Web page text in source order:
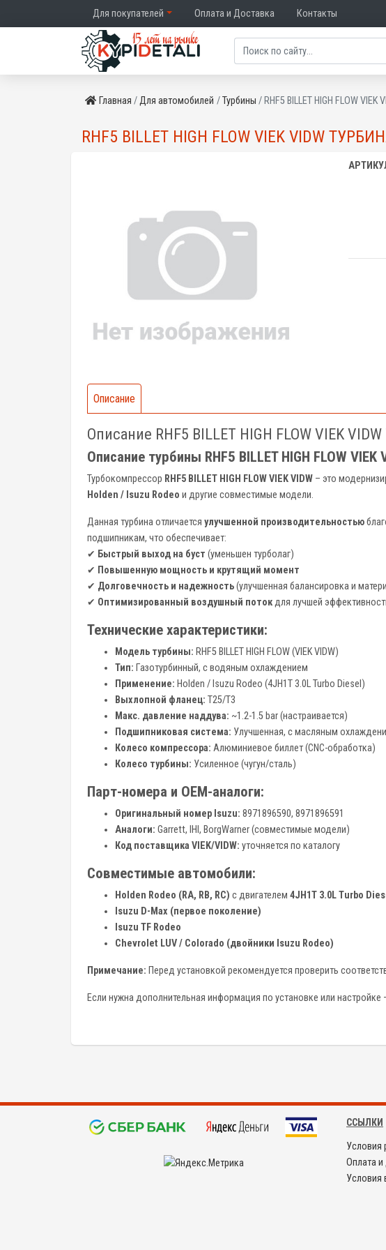
Для покупателей Оплата и Доставка Контакты
Главная Для автомобилей Турбины RHF5 BILLET HIGH FLOW
RHF5 BILLET HIGH FLOW VIEK VIDW
Описание
Описание RHF5 BILLET HIGH FLOW VIEK
Описание турбины RHF5 BILLET HIGH FLOW
Турбокомпрессор RHF5 BILLET HIGH FLOW VIEK VIDW – это
Holden / Isuzu Rodeo и другие совместимые модели.
Данная турбина отличается улучшенной производительностью
подшипникам, что обеспечивает:
✔ Быстрый выход на буст (уменьшен турболаг)
✔ Повышенную мощность и крутящий момент
✔ Долговечность и надежность(улучшенная балансировка и
✔ Оптимизированный воздушный потокдля лучшей
Технические характеристики:
Модель турбины: RHF5 BILLET HIGH FLOW (VIEK VIDW)
Тип: Газотурбинный, с водяным охлаждением
Применение: Holden / Isuzu Rodeo (4JH1T 3.0L Turbo Diesel)
Выхлопной фланец: T25/T3
Макс. давление наддува: ~1.2-1.5 bar (настраивается)
Подшипниковая система: Улучшенная, с масляным
Колесо компрессора: Алюминиевое биллет (CNC-обработка)
Колесо турбины: Усиленное (чугун/сталь)
Парт-номера и OEM-аналоги:
Оригинальный номер Isuzu: 8971896590, 8971896591
Аналоги: Garrett, IHI, BorgWarner (совместимые модели)
Код поставщика VIEK/VIDW: уточняется по каталогу
Совместимые автомобили:
Holden Rodeo (RA, RB, RC) с двигателем 4JH1T 3.0L Turbo
Isuzu D-Max (первое поколение)
Isuzu TF Rodeo
Chevrolet LUV / Colorado (двойники Isuzu Rodeo)
Примечание: Перед установкой рекомендуется проверить
Если нужна дополнительная информация по установке или настройке
ССЫЛКИ
Условия
Оплата
Условия